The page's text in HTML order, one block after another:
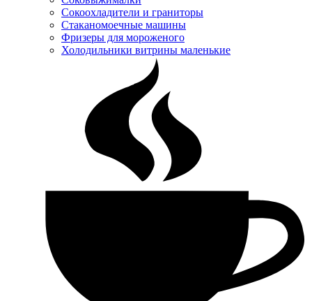
Сокоохладители и граниторы
Стаканомоечные машины
Фризеры для мороженого
Холодильники витрины маленькие